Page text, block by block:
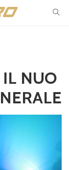
IL NUO